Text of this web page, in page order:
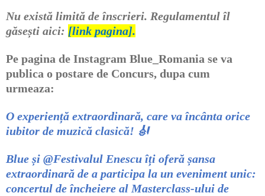
Nu există limită de înscrieri. Regulamentul îl
găsești aici: [link pagina].
Pe pagina de Instagram Blue_Romania se va
publica o postare de Concurs, dupa cum
urmeaza:
O experiență extraordinară, care va încânta orice
iubitor de muzică clasică! 🎻
Blue și @Festivalul Enescu îți oferă șansa
extraordinară de a participa la un eveniment unic:
concertul de încheiere al Masterclass-ului de